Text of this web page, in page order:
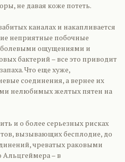
не давая коже потеть.
каналах и накапливается
неприятные побочные
болевыми ощущениями и
бактерий – все это приводит
Что еще хуже,
соединения, а вернее их
нелюбимых желтых пятен на
и о более серьезных рисках
вызывающих бесплодие, до
чреватых раковыми
– в